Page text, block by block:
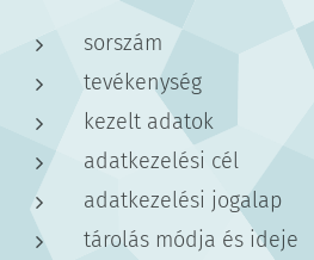
sorszám
tevékenység
kezelt adatok
adatkezelési cél
adatkezelési jogalap
tárolás módja és ideje